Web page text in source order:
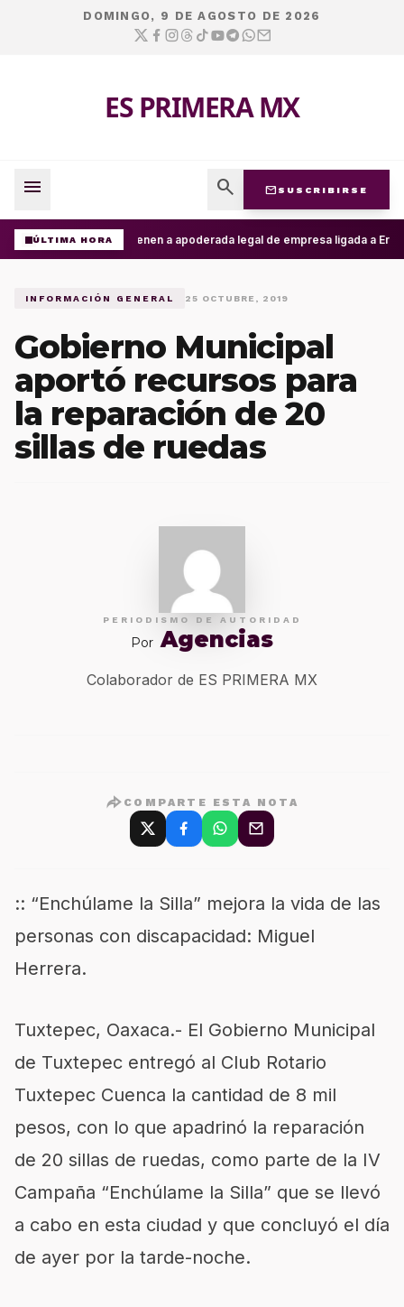
DOMINGO, 9 DE AGOSTO DE 2026
ES PRIMERA MX
menu search mail SUSCRIBIRSE
ÚLTIMA HORA Detienen a apoderada legal de empresa ligada a
INFORMACIÓN GENERAL 25 OCTUBRE, 2019
Gobierno Municipal
aportó recursos para
la reparación de 20
sillas de ruedas
PERIODISMO DE AUTORIDAD
Por Agencias
Colaborador de ES PRIMERA MX
COMPARTE ESTA NOTA
:: “Enchúlame la Silla” mejora la vida de las
personas con discapacidad: Miguel
Herrera.
Tuxtepec, Oaxaca.- El Gobierno Municipal
de Tuxtepec entregó al Club Rotario
Tuxtepec Cuenca la cantidad de 8 mil
pesos, con lo que apadrinó la reparación
de 20 sillas de ruedas, como parte de la IV
Campaña “Enchúlame la Silla” que se llevó
a cabo en esta ciudad y que concluyó el día
de ayer por la tarde-noche.